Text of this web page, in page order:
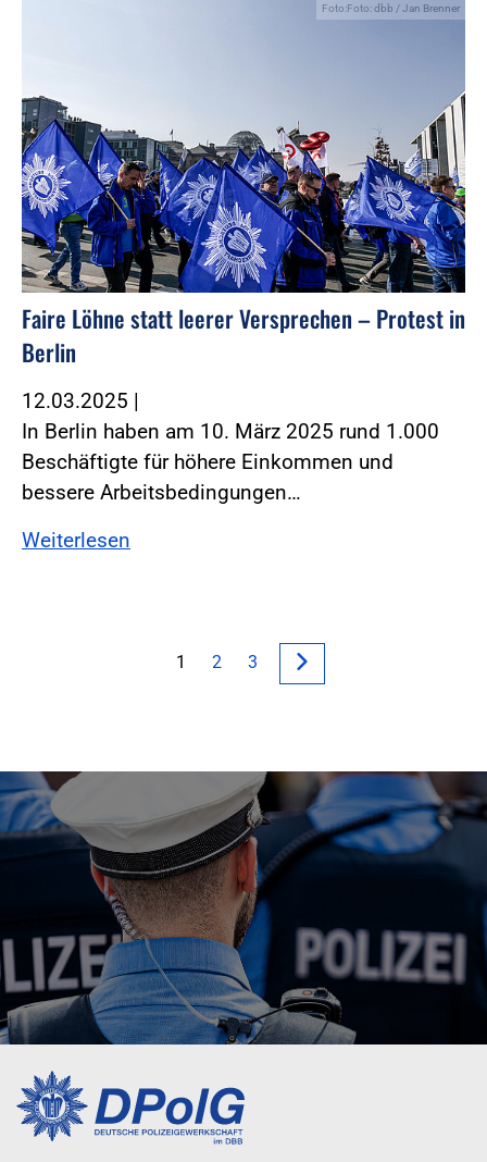
Foto:Foto: dbb / Jan Brenner
Faire Löhne statt leerer Versprechen – Protest in
Berlin
12.03.2025 |
In Berlin haben am 10. März 2025 rund 1.000
Beschäftigte für höhere Einkommen und
bessere Arbeitsbedingungen…
Weiterlesen
1 2 3